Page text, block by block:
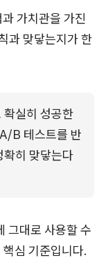
가치관을 가진
과 맞닿는지가 한
확실히 성공한
B 테스트를 반
확히 맞닿는다
그대로 사용할 수
심 기준입니다.